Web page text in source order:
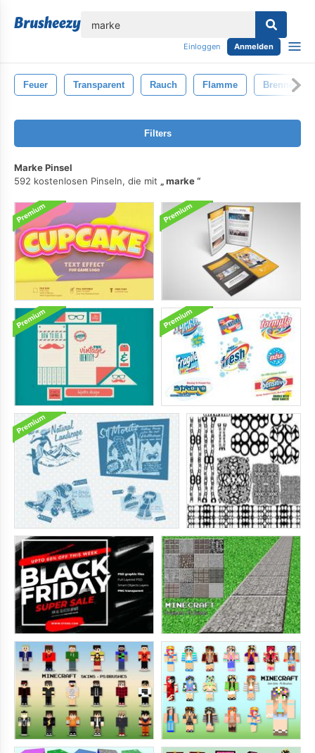
Einloggen Anmelden
Feuer Transparent Rauch Flamme Brennen
Filters
Marke Pinsel
592 kostenlosen Pinseln, die mit
marke